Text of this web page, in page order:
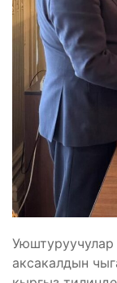
Уюштуруучулар
аксакалдын